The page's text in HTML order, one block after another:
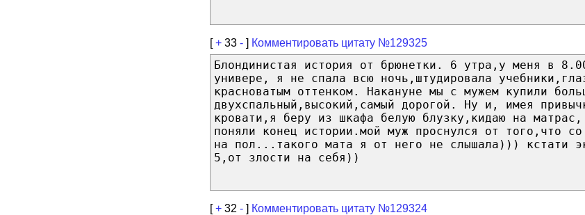
[+ 33 - ] Комментировать цитату №129325
Блондинистая история от брюнетки. 6 утра,у меня в
универе, я не спала всю ночь,штудировала
красноватым оттенком. Накануне мы с мужем купили
двухспальный,высокий,самый дорогой. Ну и, имея
кровати,я беру из шкафа белую блузку,кидаю на
поняли конец истории.мой муж проснулся от того,что со
на пол...такого мата я от него не слышала))) кстати
5,от злости на себя))
[+ 32 - ] Комментировать цитату №129324